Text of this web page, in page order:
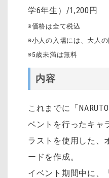
学6年生）/1,200円
※価格は全て税込
※小人の入場には、大人
※5歳未満は無料
内容
これまでに「
ベントを行ったキャ
ラストを使用した、
ードを作成。
イベント期間中に、